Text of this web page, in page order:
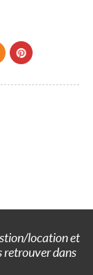
location et
retrouver dans